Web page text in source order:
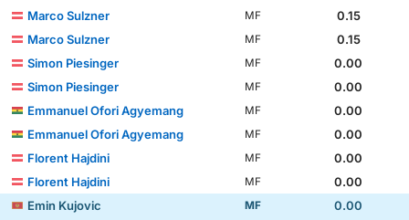
Marco Sulzner
MF
0.15
Marco Sulzner
MF
0.15
Simon Piesinger
MF
0.00
Simon Piesinger
MF
0.00
Emmanuel Ofori Agyemang
MF
0.00
Emmanuel Ofori Agyemang
MF
0.00
Florent Hajdini
MF
0.00
Florent Hajdini
MF
0.00
Emin Kujovic
MF
0.00